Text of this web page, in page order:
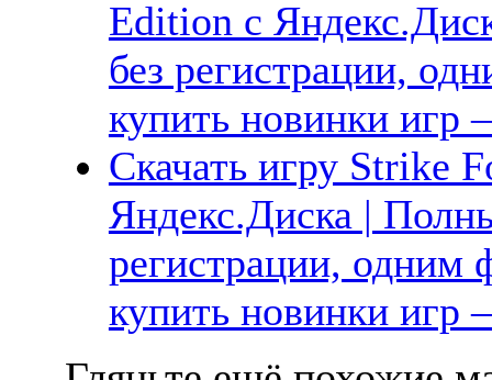
Edition с
без регистрации,
купить новинки
Скачать игру Strike
Яндекс.Диска |
регистрации, одним
купить новинки